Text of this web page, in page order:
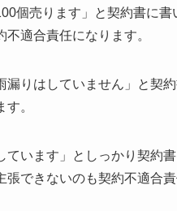
個売ります」と契約書に
適合責任になります。
漏りはしていません」と契
。
ています」としっかり契約
張できないのも契約不適合責